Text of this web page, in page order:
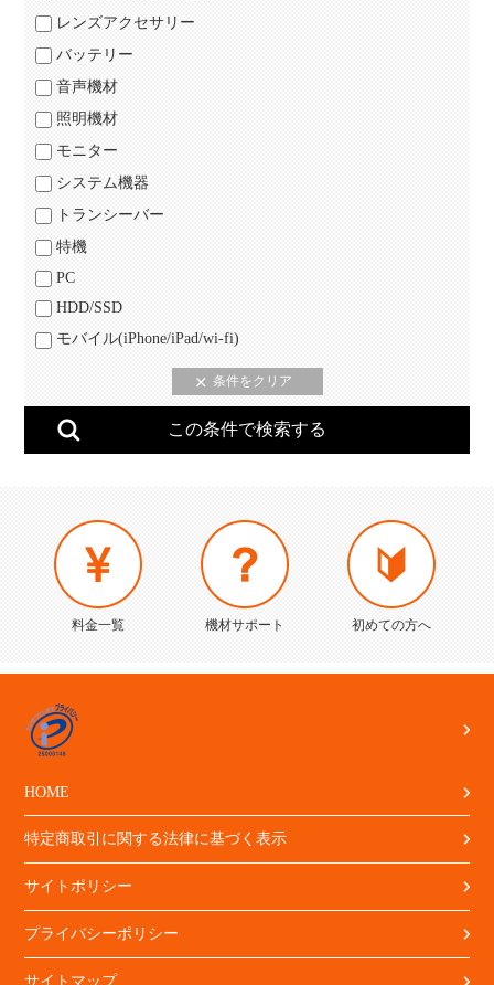
レンズアクセサリー
バッテリー
音声機材
照明機材
モニター
システム機器
トランシーバー
特機
PC
HDD/SSD
モバイル(iPhone/iPad/wi-fi)
料金一覧 機材サポート 初めての方へ
HOME
特定商取引に関する法律に基づく表示
サイトポリシー
プライバシーポリシー
サイトマップ